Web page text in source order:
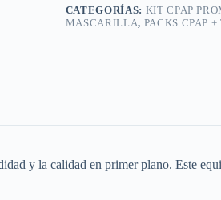
CATEGORÍAS: KIT CPAP
MASCARILLA, PACKS CPAP
y la calidad en primer plano. Este